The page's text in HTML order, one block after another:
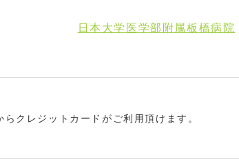
日本大学医学部附属板橋病院
クレジットカードがご利用頂けます。